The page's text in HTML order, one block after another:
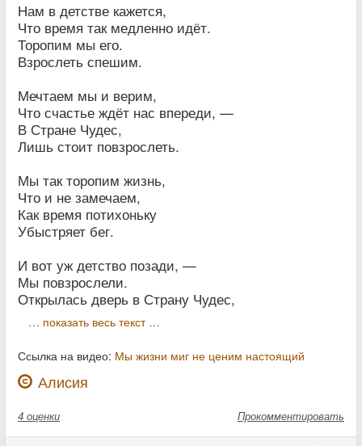
Нам в детстве кажется,
Что время так медленно идёт.
Торопим мы его.
Взрослеть спешим.
Мечтаем мы и верим,
Что счастье ждёт нас впереди, —
В Стране Чудес,
Лишь стоит повзрослеть.
Мы так торопим жизнь,
Что и не замечаем,
Как время потихоньку
Убыстряет бег.
И вот уж детство позади, —
Мы повзрослели.
Открылась дверь в Страну Чудес,
… показать весь текст …
Ссылка на видео: Мы жизни миг не ценим настоящий
Алисия
4 оценки Прокомментировать